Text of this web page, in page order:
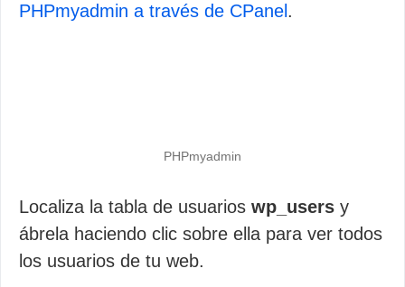
PHPmyadmin a través de CPanel .
PHPmyadmin
Localiza la tabla de usuarios wp_users y
ábrela haciendo clic sobre ella para ver todos
los usuarios de tu web.